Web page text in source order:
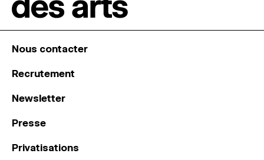
Nous contacter
Recrutement
Newsletter
Presse
Privatisations